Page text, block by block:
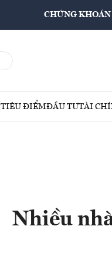
CHỨNG KHOÁN
TIÊU ĐIỂMĐẦU TƯTÀI
Nhiều